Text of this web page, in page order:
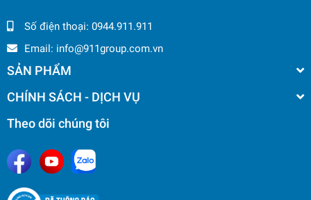
Số điện thoại: 0944.911.911
Email: info@911group.com.vn
SẢN PHẨM
CHÍNH SÁCH - DỊCH VỤ
Theo dõi chúng tôi